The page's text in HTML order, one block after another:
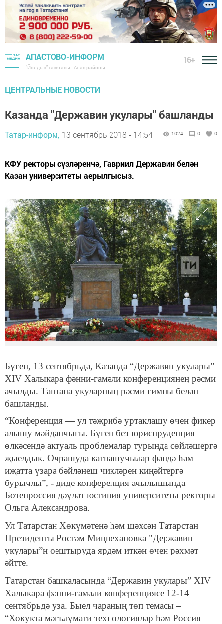
АПАСТОВО-ИНФОРМ
"Йолдыз" газетасы - Апас районы
16+
ЦЕНТРАЛЬНЫЕ НОВОСТИ
Казанда "Державин укулары" башланды
Татар-информ, 13 сентябрь 2018 - 14:54 1024 0 0
КФУ ректоры сүзләренчә, Гавриил Державин белән
Казан университеты аерылгысыз.
Бүген, 13 сентябрьдә, Казанда “Державин укулары”
XIV Халыкара фәнни-гамәли конференциянең рәсми
ачылды. Тантана укуларның рәсми гимны белән
башланды.
“Конференция — ул тәҗрибә уртаклашу өчен фикер
алышу мәйданчыгы. Бүген без юриспруденция
өлкәсендә актуаль проблемалар турында сөйләшергә
җыелдык. Очрашуда катнашучылар фәндә һәм
иҗатта үзара бәйләнеш чикләрен киңәйтергә
бурычлы”, - диде конференция ачылышында
Бөтенроссия дәүләт юстиция университеты ректоры
Ольга Александрова.
Ул Татарстан Хөкүмәтенә һәм шәхсән Татарстан
Президенты Рөстәм Миңнехановка "Державин
укулары”н оештыруда ярдәм иткән өчен рәхмәт
әйтте.
Татарстан башкаласында “Державин укулары” XIV
Халыкара фәнни-гамәли конференциясе 12-14
сентябрьдә уза. Быел чараның төп темасы –
“Хокукта мәгълүмати технологияләр һәм Россия